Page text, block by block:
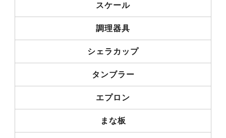
スケール
調理器具
シェラカップ
タンブラー
エプロン
まな板